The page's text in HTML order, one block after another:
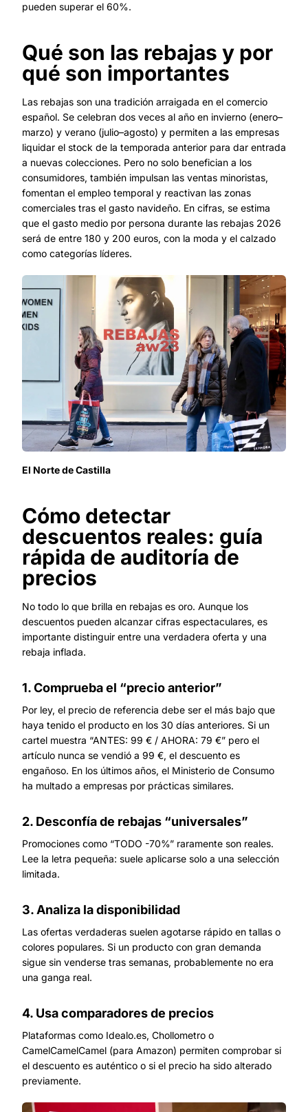
pueden superar el 60%.
Qué son las rebajas y por
qué son importantes
Las rebajas son una tradición arraigada en el comercio
español. Se celebran dos veces al año en invierno (enero–
marzo) y verano (julio–agosto) y permiten a las empresas
liquidar el stock de la temporada anterior para dar entrada
a nuevas colecciones. Pero no solo benefician a los
consumidores, también impulsan las ventas minoristas,
fomentan el empleo temporal y reactivan las zonas
comerciales tras el gasto navideño. En cifras, se estima
que el gasto medio por persona durante las rebajas 2026
será de entre 180 y 200 euros, con la moda y el calzado
como categorías líderes.
El Norte de Castilla
Cómo detectar
descuentos reales: guía
rápida de auditoría de
precios
No todo lo que brilla en rebajas es oro. Aunque los
descuentos pueden alcanzar cifras espectaculares, es
importante distinguir entre una verdadera oferta y una
rebaja inflada.
1. Comprueba el “precio anterior”
Por ley, el precio de referencia debe ser el más bajo que
haya tenido el producto en los 30 días anteriores. Si un
cartel muestra “ANTES: 99 € / AHORA: 79 €” pero el
artículo nunca se vendió a 99 €, el descuento es
engañoso. En los últimos años, el Ministerio de Consumo
ha multado a empresas por prácticas similares.
2. Desconfía de rebajas “universales”
Promociones como “TODO -70%” raramente son reales.
Lee la letra pequeña: suele aplicarse solo a una selección
limitada.
3. Analiza la disponibilidad
Las ofertas verdaderas suelen agotarse rápido en tallas o
colores populares. Si un producto con gran demanda
sigue sin venderse tras semanas, probablemente no era
una ganga real.
4. Usa comparadores de precios
Plataformas como Idealo.es, Chollometro o
CamelCamelCamel (para Amazon) permiten comprobar si
el descuento es auténtico o si el precio ha sido alterado
previamente.